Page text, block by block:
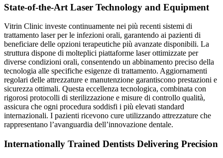
State-of-the-Art Laser Technology and Equipment
Vitrin Clinic investe continuamente nei più recenti sistemi di
trattamento laser per le infezioni orali, garantendo ai pazienti di
beneficiare delle opzioni terapeutiche più avanzate disponibili. La
struttura dispone di molteplici piattaforme laser ottimizzate per
diverse condizioni orali, consentendo un abbinamento preciso della
tecnologia alle specifiche esigenze di trattamento. Aggiornamenti
regolari delle attrezzature e manutenzione garantiscono prestazioni e
sicurezza ottimali. Questa eccellenza tecnologica, combinata con
rigorosi protocolli di sterilizzazione e misure di controllo qualità,
assicura che ogni procedura soddisfi i più elevati standard
internazionali. I pazienti ricevono cure utilizzando attrezzature che
rappresentano l’avanguardia dell’innovazione dentale.
Internationally Trained Dentists Delivering Precision